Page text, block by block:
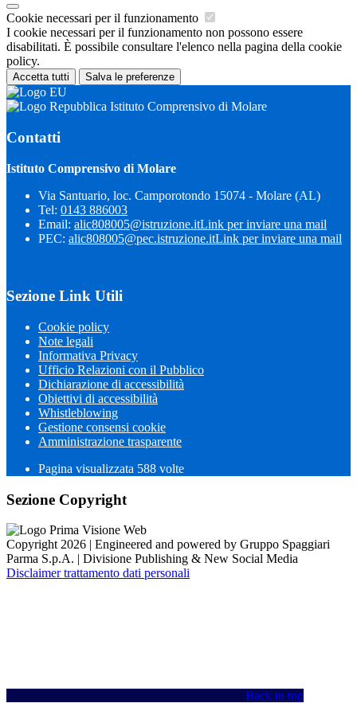
Cookie necessari per il funzionamento
I cookie necessari per il funzionamento non possono essere
disabilitati. È possibile consultare l'elenco nella pagina della cookie
policy.
Accetta tutti Salva le preferenze
Istituto Comprensivo di Molare
Contatti
Istituto Comprensivo di Molare
Via Santuario, loc. Camporotondo 15074 - Molare (AL)
Tel: 0143 886003
Email: alic808005@istruzione.itLink per inviare una mail
PEC: alic808005@pec.istruzione.itLink per inviare una mail
Sezione Link Utili
Cookie policy
Note legali
Informativa Privacy
Ufficio Relazioni con il Pubblico
Dichiarazione di accessibilità
Obiettivi di accessibilità
Whistleblowing
Gestione consensi cookie
Amministrazione trasparente
Pagina visualizzata 588 volte
Sezione Copyright
Copyright 2026 | Engineered and powered by Gruppo Spaggiari
Parma S.p.A. | Divisione Publishing & New Social Media
Disclaimer trattamento dati personali
Back to top